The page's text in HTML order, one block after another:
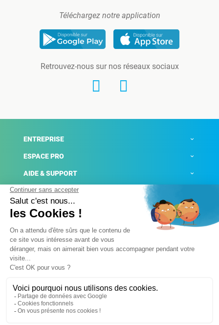
Téléchargez notre application
Retrouvez-nous sur nos réseaux sociaux
ENTREPRISE
ESPACE PRO
AIDE & SUPPORT
ACTUALITÉS
Mentions légales
Conditions générales de ventes
Plateforme de signalement